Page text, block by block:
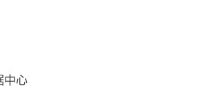
中心